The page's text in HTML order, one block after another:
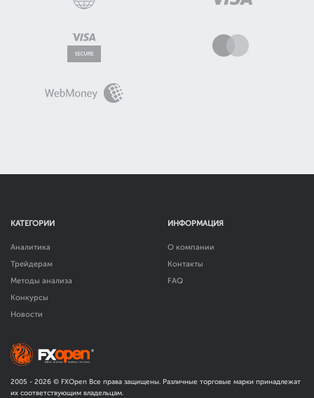
КАТЕГОРИИ
Аналитика
Трейдерам
Методы анализа
Конкурсы
Новости
ИНФОРМАЦИЯ
О компании
Контакты
FAQ
2005 - 2026 © FXOpen Все права защищены. Различные торговые марки принадлежат
их соответствующим владельцам.